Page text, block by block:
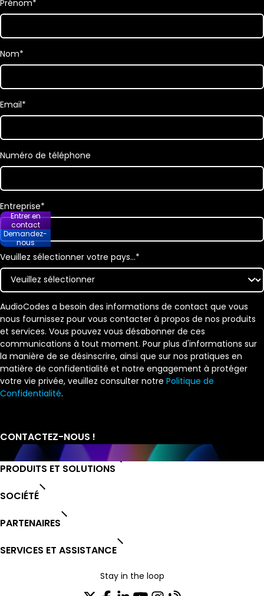
Prénom*
Nom*
Email*
Numéro de téléphone
Entreprise*
Veuillez sélectionner votre pays…*
AudioCodes a besoin des informations de contact que vous
nous fournissez pour vous contacter à propos de nos produits
et services. Vous pouvez vous désabonner de ces
communications à tout moment. Pour plus d'informations sur
la manière de se désinscrire, ainsi que sur nos pratiques en
matière de confidentialité et notre engagement à protéger
votre vie privée, veuillez consulter notre Politique de
Confidentialité.
PRODUITS ET SOLUTIONS
SOCIÉTÉ
PARTENAIRES
SERVICES ET ASSISTANCE
Stay in the loop
Entrer en
contact
Demandez-
nous